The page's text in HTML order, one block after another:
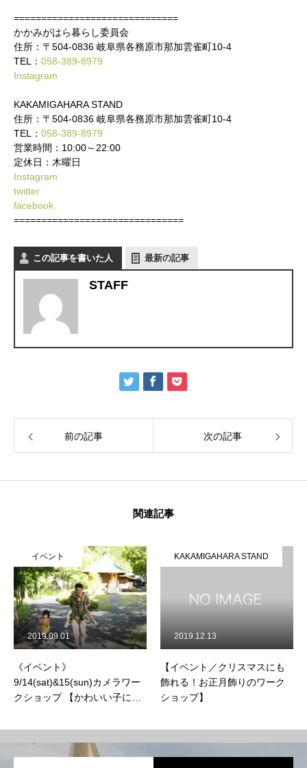
==============================
かかみがはら暮らし委員会
住所：〒504-0836 岐阜県各務原市那加雲雀町10‐4
TEL： 058-389-8979
Instagram
KAKAMIGAHARA STAND
住所：〒504-0836 岐阜県各務原市那加雲雀町10‐4
TEL： 058-389-8979
営業時間：10:00～22:00
定休日：木曜日
Instagram
twitter
facebook
===============================
この記事を書いた人 最新の記事
STAFF
前の記事 次の記事
関連記事
イベント
《イベント》
9/14(sat)&15(sun)カメラワー
クショップ 【かわいい子には
×【もっとわくわく研究所】コ
ラボ企画
2019.09.01
KAKAMIGAHARA STAND
【イベント／クリスマスにも
飾れる！お正月飾りのワーク
ショップ】
2019.12.13